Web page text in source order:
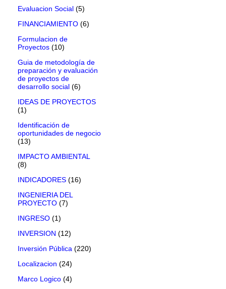
Evaluacion Social (5)
FINANCIAMIENTO (6)
Formulacion de
Proyectos (10)
Guia de metodología de
preparación y evaluación
de proyectos de
desarrollo social (6)
IDEAS DE PROYECTOS
(1)
Identificación de
oportunidades de negocio
(13)
IMPACTO AMBIENTAL
(8)
INDICADORES (16)
INGENIERIA DEL
PROYECTO (7)
INGRESO (1)
INVERSION (12)
Inversión Pública (220)
Localizacion (24)
Marco Logico (4)